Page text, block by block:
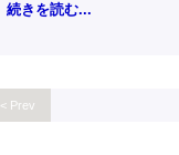
続きを読む...
< Prev